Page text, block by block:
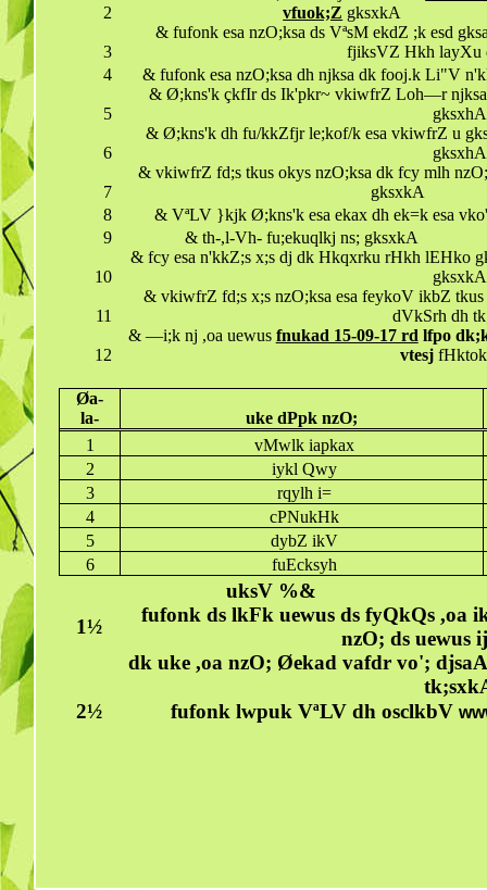
2
vfuok;Z gksxkA
3
& fufonk esa nzO;ksa ds VªsM ekdZ ;k esd
fjiksVZ Hkh layXu
4
& fufonk esa nzO;ksa dh njksa dk fooj.k Li"V
5
& Ø;kns'k çkfIr ds Ik'pkr~ vkiwfrZ Loh—r njksa
gksxhA
6
& Ø;kns'k dh fu/kkZfjr le;kof/k esa vkiwfrZ u
gksxhA
7
& vkiwfrZ fd;s tkus okys nzO;ksa dk fcy mlh
gksxkA
8
& VªLV }kjk Ø;kns'k esa ekax dh ek=k esa
9
& th-,l-Vh- fu;ekuqlkj ns; gksxkA
10
& fcy esa n'kkZ;s x;s dj dk Hkqxrku rHkh lEHko
gksxkA
11
& vkiwfrZ fd;s x;s nzO;ksa esa feykoV ikbZ
dVkSrh dh
12
& —i;k nj ,oa uewus fnukad 15-09-17 rd lfpo
vtesj
Øa-
la-
uke dPpk nzO;
1
vMwlk iapkax
2
iykl Qwy
3
rqylh i=
4
cPNukHk
5
dybZ ikV
6
fuEcksyh
uksV %&
1½
fufonk ds lkFk uewus ds fyQkQs
nzO; ds uewus
dk uke ,oa nzO; Øekad vafdr vo';
2½
fufonk lwpuk VªLV dh osclkbV